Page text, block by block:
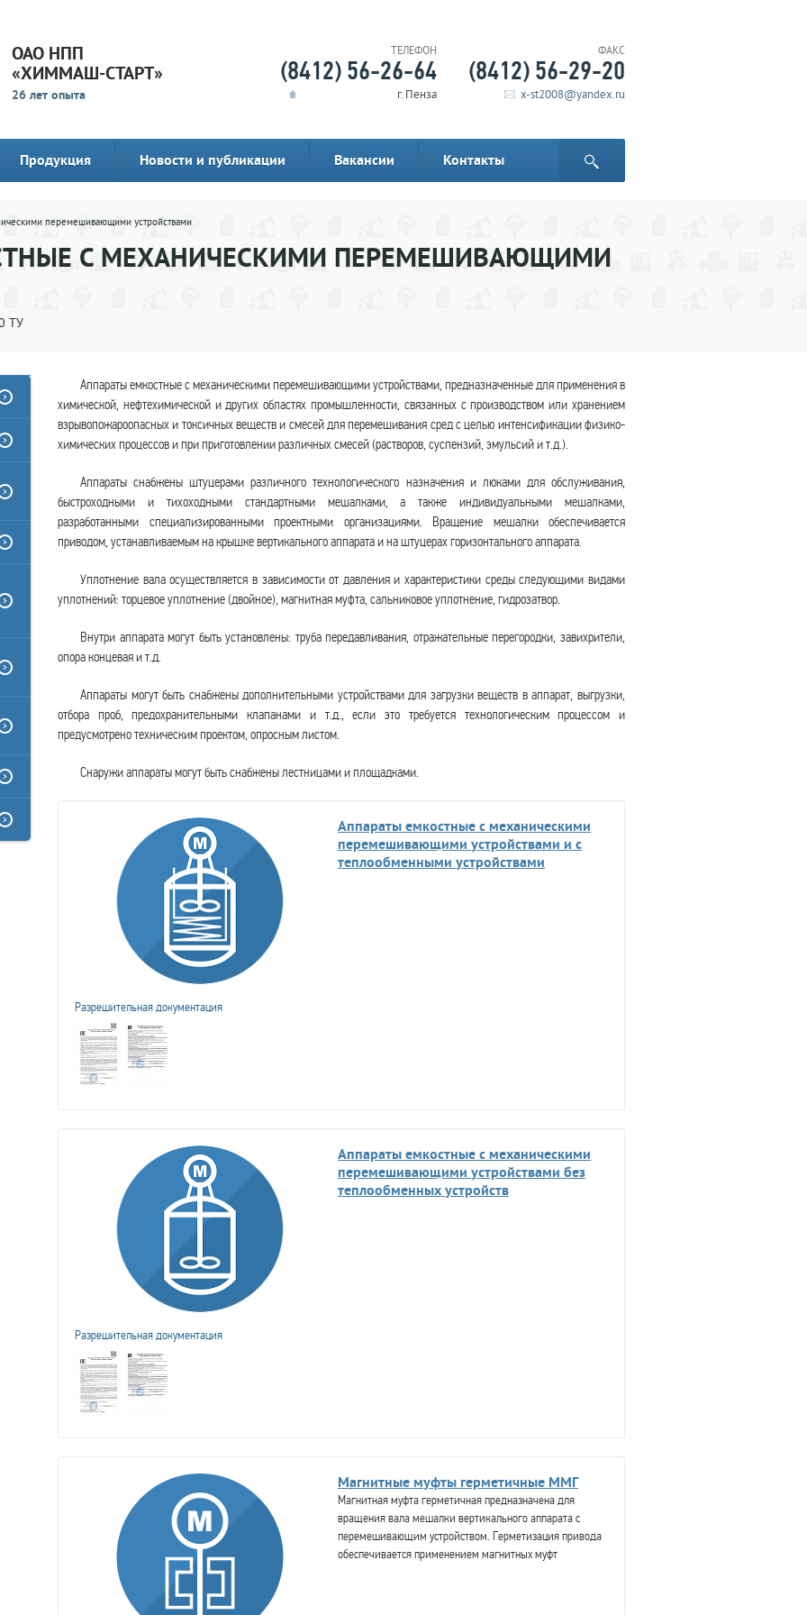
ОАО НПП
«ХИММАШ-СТАРТ»
26 лет опыта
ФАКС
(8412) 56-29-20
x-st2008@yandex.ru
ТЕЛЕФОН
(8412) 56-26-64
г. Пенза
Продукция Новости и публикации Вакансии Контакты
перемешивающими устройствами
С МЕХАНИЧЕСКИМИ ПЕРЕМЕШИВАЮЩИМИ
ТУ
Аппараты емкостные с механическими перемешивающими устройствами, предназначенные для применения в
химической, нефтехимической и других областях промышленности, связанных с производством или хранением
взрывопожароопасных и токсичных веществ и смесей для перемешивания сред с целью интенсификации физико-
химических процессов и при приготовлении различных смесей (растворов, суспензий, эмульсий и т.д.).
Аппараты снабжены штуцерами различного технологического назначения и люками для обслуживания,
быстроходными и тихоходными стандартными мешалками, а также индивидуальными мешалками,
разработанными специализированными проектными организациями. Вращение мешалки обеспечивается
приводом, устанавливаемым на крышке вертикального аппарата и на штуцерах горизонтального аппарата.
Уплотнение вала осуществляется в зависимости от давления и характеристики среды следующими видами
уплотнений: торцевое уплотнение (двойное), магнитная муфта, сальниковое уплотнение, гидрозатвор.
Внутри аппарата могут быть установлены: труба передавливания, отражательные перегородки, завихрители,
опора концевая и т.д.
Аппараты могут быть снабжены дополнительными устройствами для загрузки веществ в аппарат, выгрузки,
отбора проб, предохранительными клапанами и т.д., если это требуется технологическим процессом и
предусмотрено техническим проектом, опросным листом.
Снаружи аппараты могут быть снабжены лестницами и площадками.
Аппараты емкостные с механическими
перемешивающими устройствами и с
теплообменными устройствами
Разрешительная документация
Аппараты емкостные с механическими
перемешивающими устройствами без
теплообменных устройств
Разрешительная документация
Магнитные муфты герметичные ММГ
Магнитная муфта герметичная предназначена для
вращения вала мешалки вертикального аппарата с
перемешивающим устройством. Герметизация привода
обеспечивается применением магнитных муфт